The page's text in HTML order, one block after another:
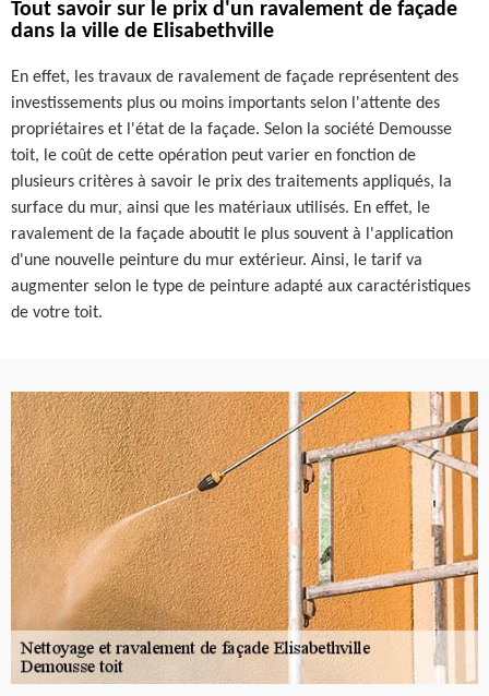
Tout savoir sur le prix d'un ravalement de façade
dans la ville de Elisabethville
En effet, les travaux de ravalement de façade représentent des
investissements plus ou moins importants selon l'attente des
propriétaires et l'état de la façade. Selon la société Demousse
toit, le coût de cette opération peut varier en fonction de
plusieurs critères à savoir le prix des traitements appliqués, la
surface du mur, ainsi que les matériaux utilisés. En effet, le
ravalement de la façade aboutit le plus souvent à l'application
d'une nouvelle peinture du mur extérieur. Ainsi, le tarif va
augmenter selon le type de peinture adapté aux caractéristiques
de votre toit.